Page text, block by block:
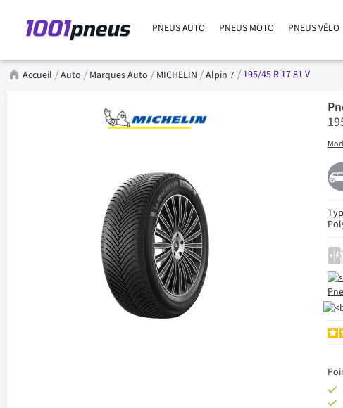
PNEUS AUTO PNEUS MOTO PNEUS VÉLO
Accueil Auto Marques Auto MICHELIN Alpin 7 195/45 R 17 81 V